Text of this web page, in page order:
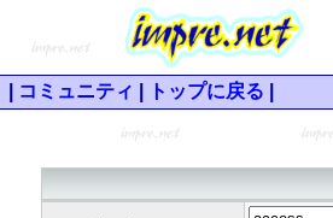
コミュニティ トップに戻る